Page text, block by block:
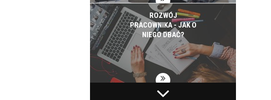
ROZWÓJ
PRACOWNIKA - JAK O
NIEGO DBAĆ?
PRACOWNICY -